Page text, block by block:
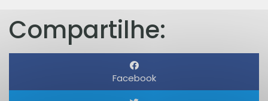
Compartilhe:
Facebook